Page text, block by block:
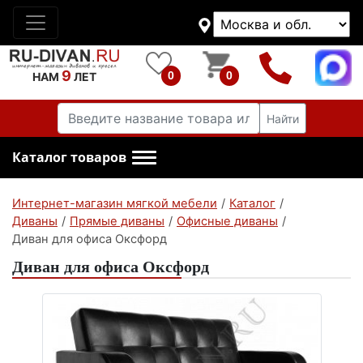
НАМ 9 ЛЕТ 0 0
Найти
Каталог товаров
Интернет-магазин мягкой мебели / Каталог /
Диваны / Прямые диваны / Офисные диваны /
Диван для офиса Оксфорд
Диван для офиса Оксфорд